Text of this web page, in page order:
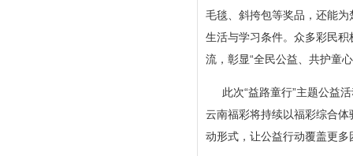
毛毯、斜挎包等奖品，还能
生活与学习条件。众多彩民
流，彰显“全民公益、共护童
此次“益路童行”主题公益
云南福彩将持续以福彩综合
动形式，让公益行动覆盖更